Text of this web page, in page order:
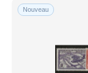
Nouveau